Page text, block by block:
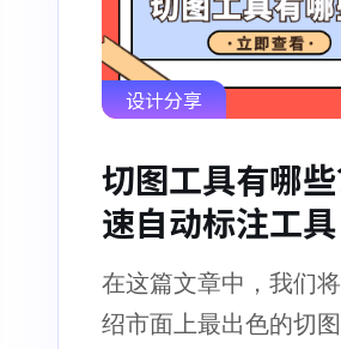
设计分享
切图工具有哪
速自动标注工具
在这篇文章中，我们
绍市面上最出色的切图